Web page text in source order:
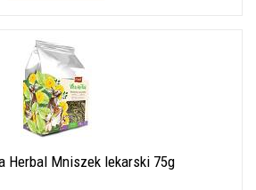
Herbal Mniszek lekarski 75g